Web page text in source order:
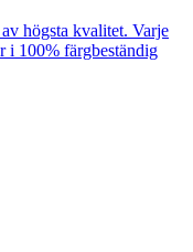
högsta kvalitet. Varje
i 100% färgbeständig